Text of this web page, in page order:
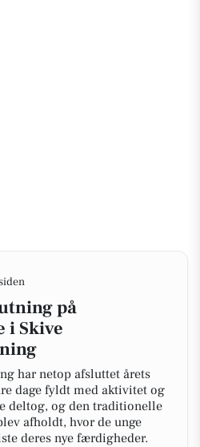
på
i Skive
har netop afsluttet årets
dage fyldt med aktivitet og
deltog, og den traditionelle
afholdt, hvor de unge
deres nye færdigheder.